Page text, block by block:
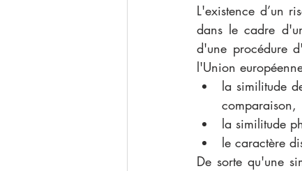
L'existence d’un
dans le cadre
d'une procédure
l'Union
la similitude
comparaison,
la similitude
le caractère
De sorte qu'une